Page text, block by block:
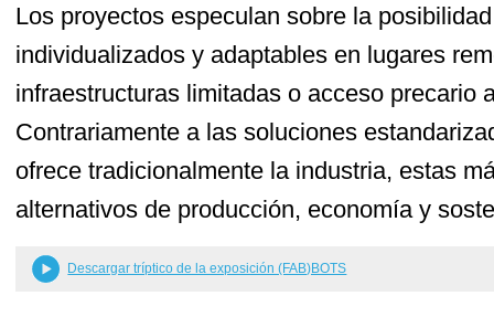
Los proyectos especulan sobre la
individualizados y adaptables en lugares
infraestructuras limitadas o acceso precario
Contrariamente a las soluciones
ofrece tradicionalmente la industria, estas
alternativos de producción, economía y
Descargar tríptico de la exposición (FAB)BOTS